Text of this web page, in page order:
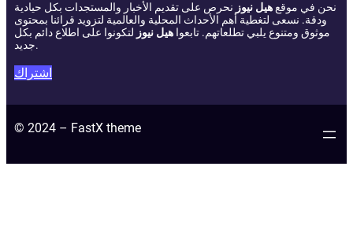
نحن في موقعهيل نيوز نحرص على تقديم الأخبار والمستجدات بكل حيادية
ودقة. نسعى لتغطية أهم الأحداث المحلية والعالمية لتزويد قرائنا بمحتوى
موثوق ومتنوع يلبي تطلعاتهم. تابعوا هيل نيوز لتكونوا على اطلاع دائم بكل
جديد.
اشتراك
© 2024 – FastX theme